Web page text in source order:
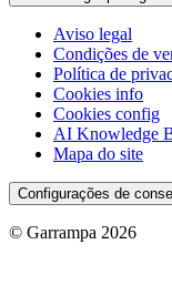
Aviso legal
Condições de
Política de
Cookies info
Cookies config
AI Knowledge
Mapa do site
Configurações de
© Garrampa 2026